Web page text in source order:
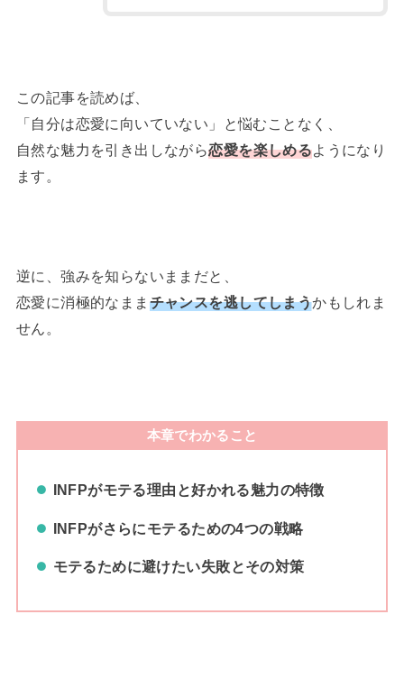
この記事を読めば、
「自分は恋愛に向いていない」と悩むことなく、
自然な魅力を引き出しながら恋愛を楽しめるようになり
ます。
逆に、強みを知らないままだと、
恋愛に消極的なまま チャンスを逃してしまうかもしれま
せん。
本章でわかること
INFPがモテる理由と好かれる魅力の特徴
INFPがさらにモテるための4つの戦略
モテるために避けたい失敗とその対策